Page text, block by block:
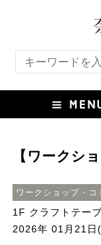
【ワークシ
ワークショップ・コ
1F クラフトテー
2026年 01月21日